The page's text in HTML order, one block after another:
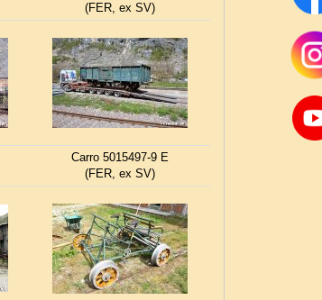
(FER, ex SV)
Carro 5015497-9 E
(FER, ex SV)